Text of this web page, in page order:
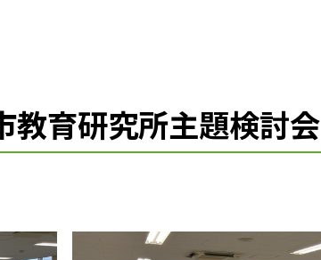
教育研究所主題検討会